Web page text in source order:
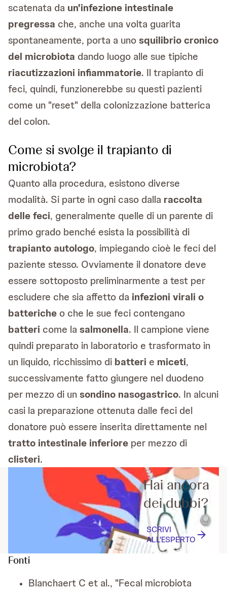
scatenata da un'infezione intestinale
pregressa che, anche una volta guarita
spontaneamente, porta a unosquilibrio cronico
del microbiota dando luogo alle sue tipiche
riacutizzazioni infiammatorie. Il trapianto di
feci, quindi, funzionerebbe su questi pazienti
come un "reset" della colonizzazione batterica
del colon.
Come si svolge il trapianto di
microbiota?
Quanto alla procedura, esistono diverse
modalità. Si parte in ogni caso dalla raccolta
delle feci, generalmente quelle di un parente di
primo grado benché esista la possibilità di
trapianto autologo, impiegando cioè le feci del
paziente stesso. Ovviamente il donatore deve
essere sottoposto preliminarmente a test per
escludere che sia affetto da infezioni virali o
batteriche o che le sue feci contengano
batteri come la salmonella. Il campione viene
quindi preparato in laboratorio e trasformato in
un liquido, ricchissimo di batteri e miceti,
successivamente fatto giungere nel duodeno
per mezzo di unsondino nasogastrico. In alcuni
casi la preparazione ottenuta dalle feci del
donatore può essere inserita direttamente nel
tratto intestinale inferiore per mezzo di
clisteri.
Hai ancora
dei dubbi?
SCRIVI
ALL'ESPERTO
Fonti
Blanchaert C et al., "Fecal microbiota